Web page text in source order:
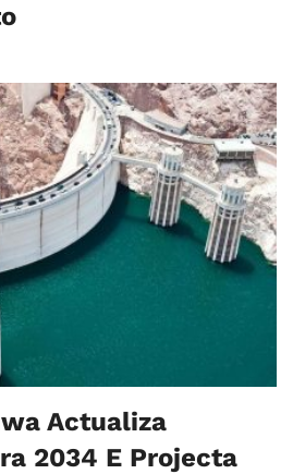
Actualiza
2034 E Projecta